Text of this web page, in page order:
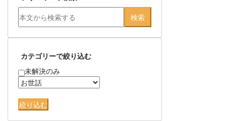
カテゴリーで絞り込む
未解決のみ